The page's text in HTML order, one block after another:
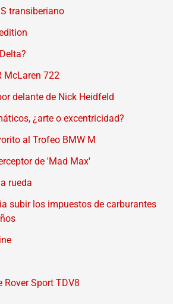
transiberiano
McLaren 722
delante de Nick Heidfeld
¿arte o excentricidad?
al Trofeo BMW M
de 'Mad Max'
rueda
subir los impuestos de carburantes
Rover Sport TDV8